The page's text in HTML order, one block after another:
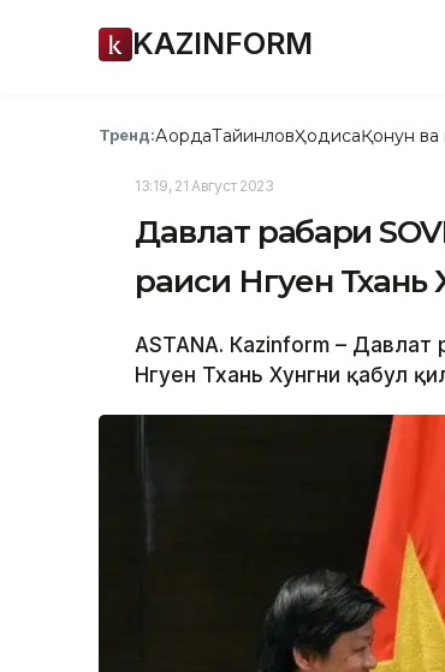
KAZINFORM
Тренд:АқордаТайинловҲодисаҚонун ва
13:19, 21 Август 2023
Давлат раҳбари
раиси Нгуен Тхань
АSTANA. Кazinform – Давлат
Нгуен Тхань Хунгни қабул